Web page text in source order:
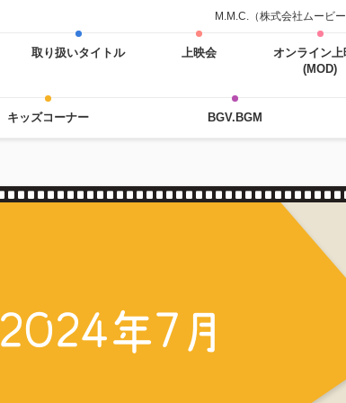
M.M.C.（株式会社ムービ
取り扱いタイトル 上映会
オンライン上
(MOD)
キッズコーナー BGV.BGM
2024年7月